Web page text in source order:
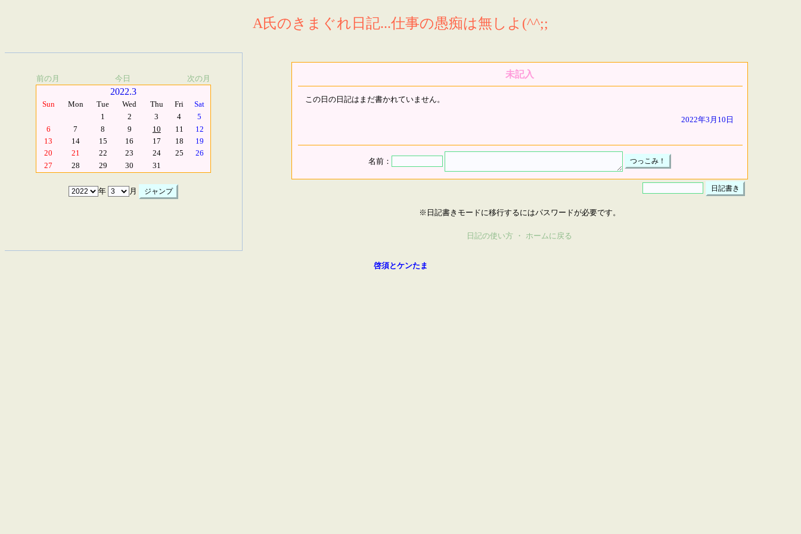
A氏のきまぐれ日記...仕事の愚痴は無しよ(^^;;
前の月 今日 次の月
2022.3
Sun Mon Tue Wed Thu Fri
Sat
1
2 3 4
5
6
7 8 9 10 11
12
13
14 15 16 17 18
19
20
21 22 23 24 25
26
27
28 29 30 31
年 月
未記入
この日の日記はまだ書かれていません。
2022年3月10日
名前：
※日記書きモードに移行するにはパスワードが必要です。
日記の使い方 ・ ホームに戻る
啓須とケンたま